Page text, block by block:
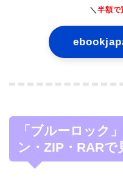
＼ 半額で
「ブルーロック
ン・ZIP・RARで